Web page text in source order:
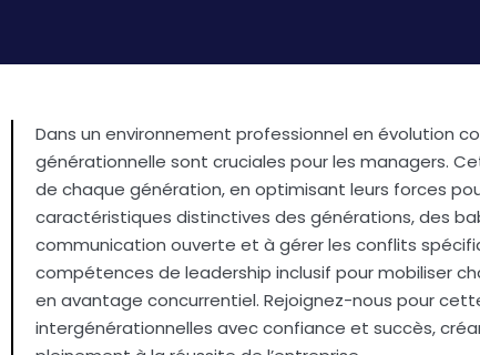
Dans un environnement professionnel en évolution
générationnelle sont cruciales pour les managers.
de chaque génération, en optimisant leurs forces
caractéristiques distinctives des générations, des
communication ouverte et à gérer les conflits
compétences de leadership inclusif pour mobiliser
en avantage concurrentiel. Rejoignez-nous pour
intergénérationnelles avec confiance et succès,